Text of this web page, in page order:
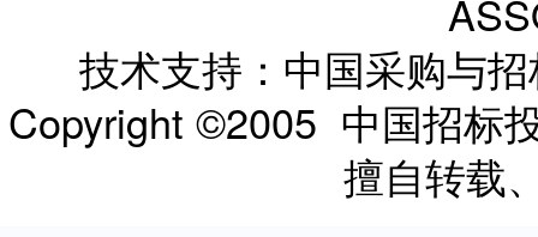
技术支持：中国采购与
Copyright ©2005 中国招标
擅自转载